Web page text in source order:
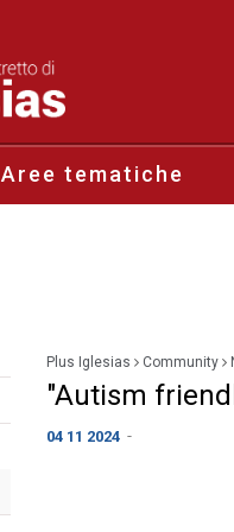
Aree tematiche
Plus Iglesias Community
"Autism
04 11 2024-